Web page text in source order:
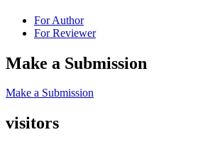
For Author
For Reviewer
Make a Submission
Make a Submission
visitors